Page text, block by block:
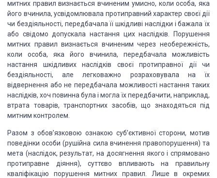
митних правил визнається вчиненим умисно, коли особа, яка
його вчинила, усвідомлювала протиправний характер своєїдії
чи бездіяльності, передбачала її шкідливі наслідки і бажала їх
або свідомо допускала настання цих наслідків. Порушення
митних правил визнається вчиненим через необережність,
коли особа, яка його вчинила, передбачала можливість
настання шкідливих наслідків своєї протиправної дії чи
бездіяльності, але легковажно розраховувала на їх
відвернення або не передбачала можливості настання таких
наслідків, хоч повинна була і могла їх передбачити, наприклад,
втрата товарів, транспортних засобів, що знаходяться під
митним контролем.
Разом з обов’язковою ознакою суб’єктивноїсторони, мотив
поведінки особи (рушійна сила вчинення правопорушення) та
мета (наслідок, результат, на досягнення якого і спрямовано
протиправне діяння), суттєво впливають на правильну
кваліфікацію порушення митних правил. Лише в окремих